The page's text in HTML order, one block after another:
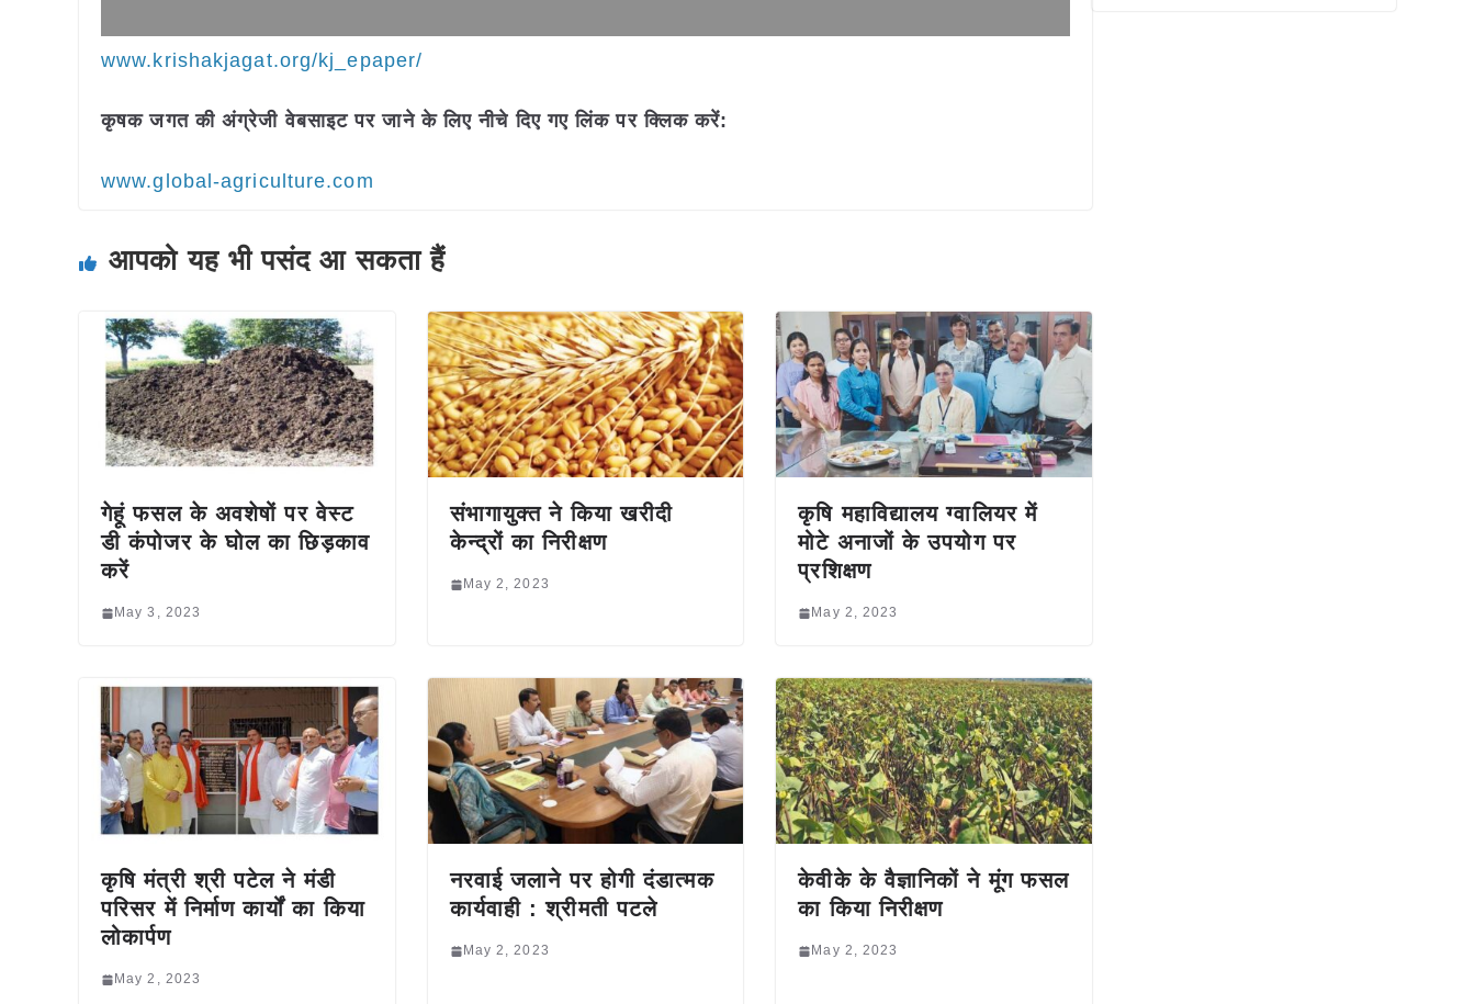
www.krishakjagat.org/kj_epaper/
कृषक जगत की अंग्रेजी वेबसाइट पर जाने के लिए नीचे दिए गए लिंक पर क्लिक करें:
www.global-agriculture.com
आपको यह भी पसंद आ सकता हैं
गेहूं फसल के अवशेषों पर वेस्ट
डी कंपोजर के घोल का छिड़काव
करें
May 3, 2023
संभागायुक्त ने किया खरीदी
केन्द्रों का निरीक्षण
May 2, 2023
कृषि महाविद्यालय ग्वालियर में
मोटे अनाजों के उपयोग पर
प्रशिक्षण
May 2, 2023
कृषि मंत्री श्री पटेल ने मंडी
परिसर में निर्माण कार्यों का किया
लोकार्पण
May 2, 2023
नरवाई जलाने पर होगी दंडात्मक
कार्यवाही : श्रीमती पटले
May 2, 2023
केवीके के वैज्ञानिकों ने मूंग फसल
का किया निरीक्षण
May 2, 2023